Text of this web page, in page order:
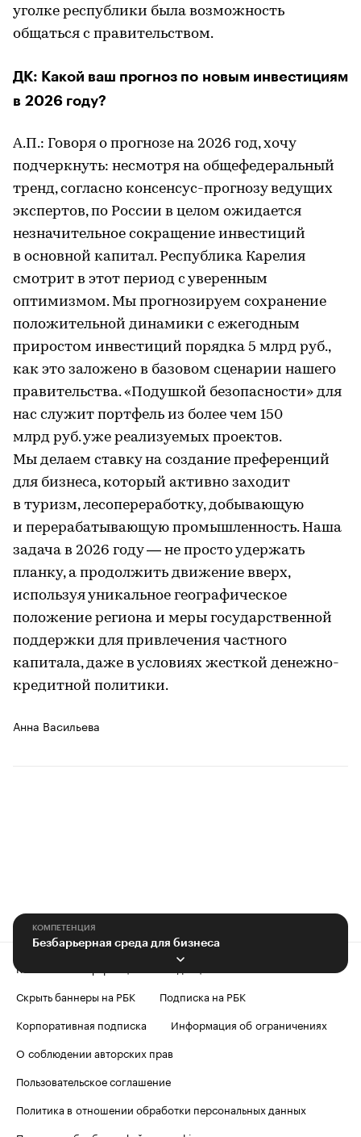
уголке республики была возможность
общаться с правительством.
ДК: Какой ваш прогноз по новым инвестициям
в 2026 году?
А.П.: Говоря о прогнозе на 2026 год, хочу
подчеркнуть: несмотря на общефедеральный
тренд, согласно консенсус-прогнозу ведущих
экспертов, по России в целом ожидается
незначительное сокращение инвестиций
в основной капитал. Республика Карелия
смотрит в этот период с уверенным
оптимизмом. Мы прогнозируем сохранение
положительной динамики с ежегодным
приростом инвестиций порядка 5 млрд руб.,
как это заложено в базовом сценарии нашего
правительства. «Подушкой безопасности» для
нас служит портфель из более чем 150
млрд руб. уже реализуемых проектов.
Мы делаем ставку на создание преференций
для бизнеса, который активно заходит
в туризм, лесопереработку, добывающую
и перерабатывающую промышленность. Наша
задача в 2026 году — не просто удержать
планку, а продолжить движение вверх,
используя уникальное географическое
положение региона и меры государственной
поддержки для привлечения частного
капитала, даже в условиях жесткой денежно-
кредитной политики.
Анна Васильева
КОМПЕТЕНЦИЯ
Безбарьерная среда для бизнеса
Контактная информация
Редакция
Скрыть баннеры на РБК
Подписка на РБК
Корпоративная подписка
Информация об ограничениях
О соблюдении авторских прав
Пользовательское соглашение
Политика в отношении обработки персональных данных